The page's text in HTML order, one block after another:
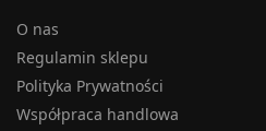
O nas
Regulamin sklepu
Polityka Prywatności
Współpraca handlowa